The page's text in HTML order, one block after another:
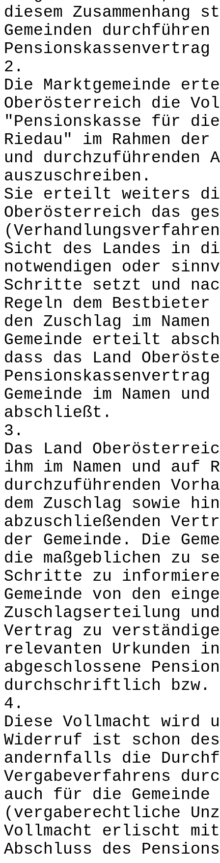
diesem
Gemeinden
2.
Die Marktgemeinde
Oberösterreich die
"Pensionskasse für die
Riedau" im Rahmen
und durchzuführenden
auszuschreiben.
Sie erteilt weiters
Oberösterreich das
Sicht des Landes in
notwendigen oder
Schritte setzt und
Regeln dem
den Zuschlag im
Gemeinde erteilt
dass das Land
Gemeinde im Namen
abschließt.
3.
Das Land
ihm im Namen und auf
durchzuführenden
dem Zuschlag sowie
abzuschließenden
der Gemeinde. Die
die maßgeblichen zu
Schritte zu
Gemeinde von den
Zuschlagserteilung und
Vertrag zu
relevanten Urkunden
abgeschlossene
durchschriftlich bzw.
4.
Diese Vollmacht
Widerruf ist schon
andernfalls die
Vergabeverfahrens
auch für die
(vergaberechtliche
Vollmacht erlischt mit
Abschluss des